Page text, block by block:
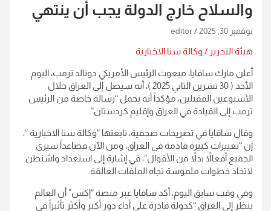
والسلاح خارج الدولة يجب أن ينتهي
نوفمبر 30, 2025 editor
هيئة التحرير / وكالة سنا الاخبارية
أعلن مارك سافايا، مبعوث الرئيس الأمريكي دونالد ترمب، اليوم
الأحد ( 30 تشرين الثاني 2025 )، أنه سيصل إلى العراق خلال
الأسبوعين المقبلين، مؤكداً أنه يحمل “رسالة خاصة من الرئيس
ترمب إلى القيادة في العراق وإقليم كردستان”.
وقال سافايا في تصريحات صحفية، تابعتها “وكالة سنا الاخبارية “،
إن “تغييرات كبيرة قادمة في العراق، ومن الآن فصاعداً سيرى
الجميع أفعالاً بدلاً من الأقوال”، في إشارة إلى استعداد واشنطن
لاتخاذ خطوات ملموسة تجاه الملفات العالقة.
وفي وقت سابق اليوم، أكد سافايا عبر منصة “إكس” أن العالم
ينظر إلى العراق “كدولة قادرة على أداء دور أكبر وأكثر تأثيراً في